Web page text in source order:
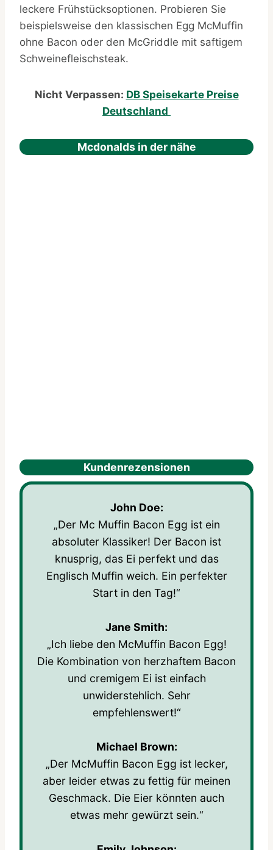
leckere Frühstücksoptionen. Probieren Sie
beispielsweise den klassischen Egg McMuffin
ohne Bacon oder den McGriddle mit saftigem
Schweinefleischsteak.
Nicht Verpassen: DB Speisekarte Preise
Deutschland
Mcdonalds in der nähe
Kundenrezensionen
John Doe:
„Der Mc Muffin Bacon Egg ist ein
absoluter Klassiker! Der Bacon ist
knusprig, das Ei perfekt und das
Englisch Muffin weich. Ein perfekter
Start in den Tag!“
Jane Smith:
„Ich liebe den McMuffin Bacon Egg!
Die Kombination von herzhaftem Bacon
und cremigem Ei ist einfach
unwiderstehlich. Sehr
empfehlenswert!“
Michael Brown:
„Der McMuffin Bacon Egg ist lecker,
aber leider etwas zu fettig für meinen
Geschmack. Die Eier könnten auch
etwas mehr gewürzt sein.“